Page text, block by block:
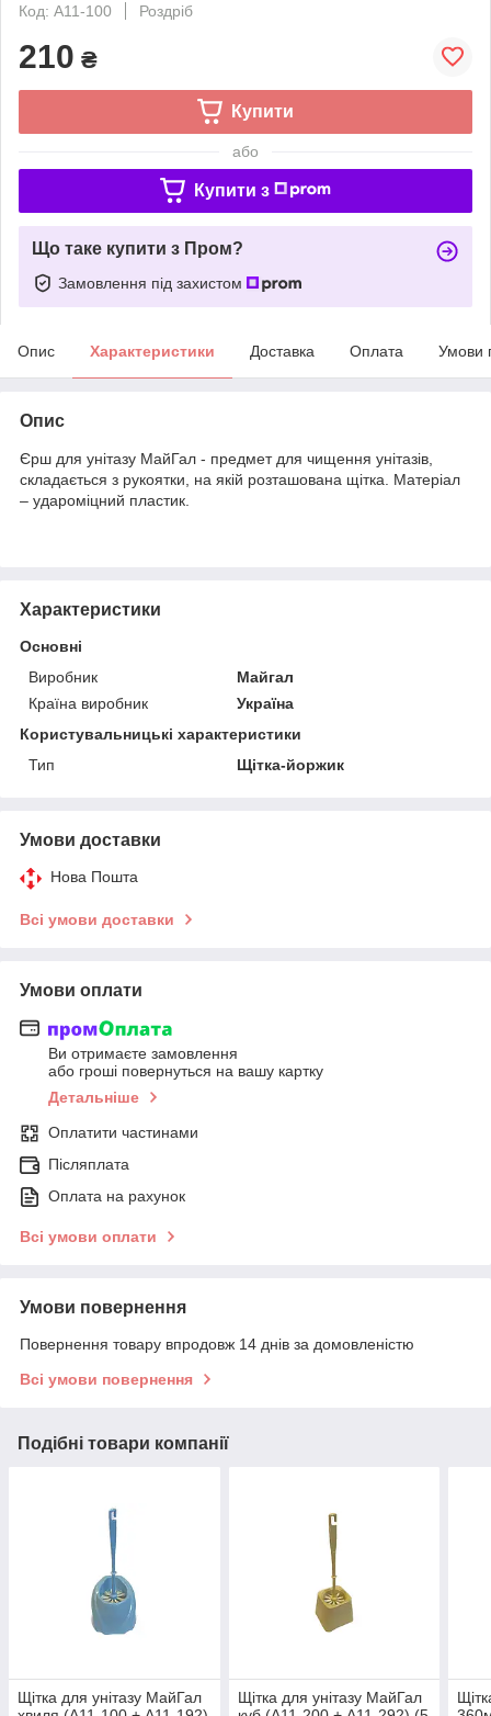
Код: А11-100
Роздріб
210 ₴
Купити
або
Купити з
Що таке купити з Пром?
Замовлення під захистом
Опис Характеристики Доставка Оплата Умови
Опис
Єрш для унітазу МайГал - предмет для чищення унітазів,
складається з рукоятки, на якій розташована щітка. Матеріал
– удароміцний пластик.
Характеристики
Основні
Виробник
Майгал
Країна виробник
Україна
Користувальницькі характеристики
Тип
Щітка-йоржик
Умови доставки
Нова Пошта
Всі умови доставки
Умови оплати
Ви отримаєте замовлення
або гроші повернуться на вашу картку
Детальніше
Оплатити частинами
Післяплата
Оплата на рахунок
Всі умови оплати
Умови повернення
Повернення товару впродовж 14 днів за домовленістю
Всі умови повернення
Подібні товари компанії
Щітка для унітазу МайГал
Щітка для унітазу МайГал